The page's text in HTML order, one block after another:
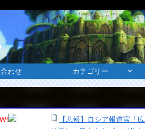
わせ カテゴリー
【悲報】ロシア報道官「